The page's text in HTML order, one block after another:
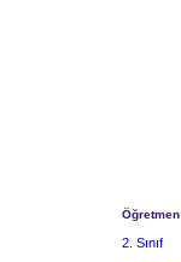
Öğretmen
2. Sınıf